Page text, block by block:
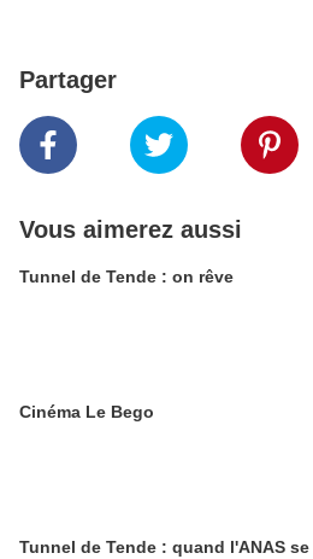
Partager
Vous aimerez aussi
Tunnel de Tende : on rêve
Cinéma Le Bego
Tunnel de Tende : quand l'ANAS se